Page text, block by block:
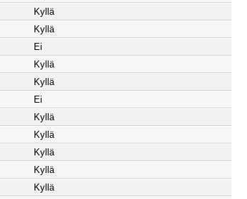
Kyllä
Kyllä
Ei
Kyllä
Kyllä
Ei
Kyllä
Kyllä
Kyllä
Kyllä
Kyllä